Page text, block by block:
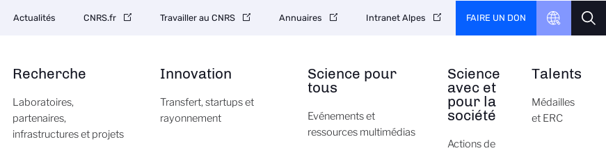
Recherche
Laboratoires,
partenaires,
infrastructures et projets
Innovation
Transfert, startups et
rayonnement
Science pour
tous
Evénements et
ressources multimédias
Science
avec et
pour la
société
Actions de
Talents
Médailles
et ERC
secondaire
Actualités CNRS.fr Travailler au CNRS Annuaires Intranet Alpes FAIRE UN DON